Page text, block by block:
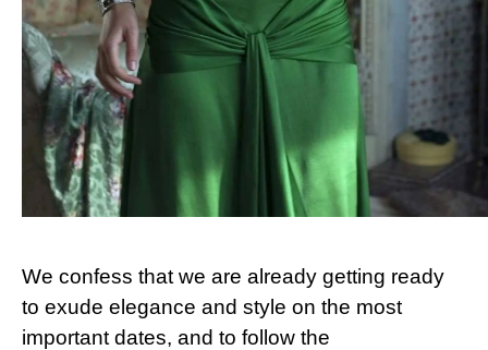
We confess that we are already getting ready
to exude elegance and style on the most
important dates, and to follow the